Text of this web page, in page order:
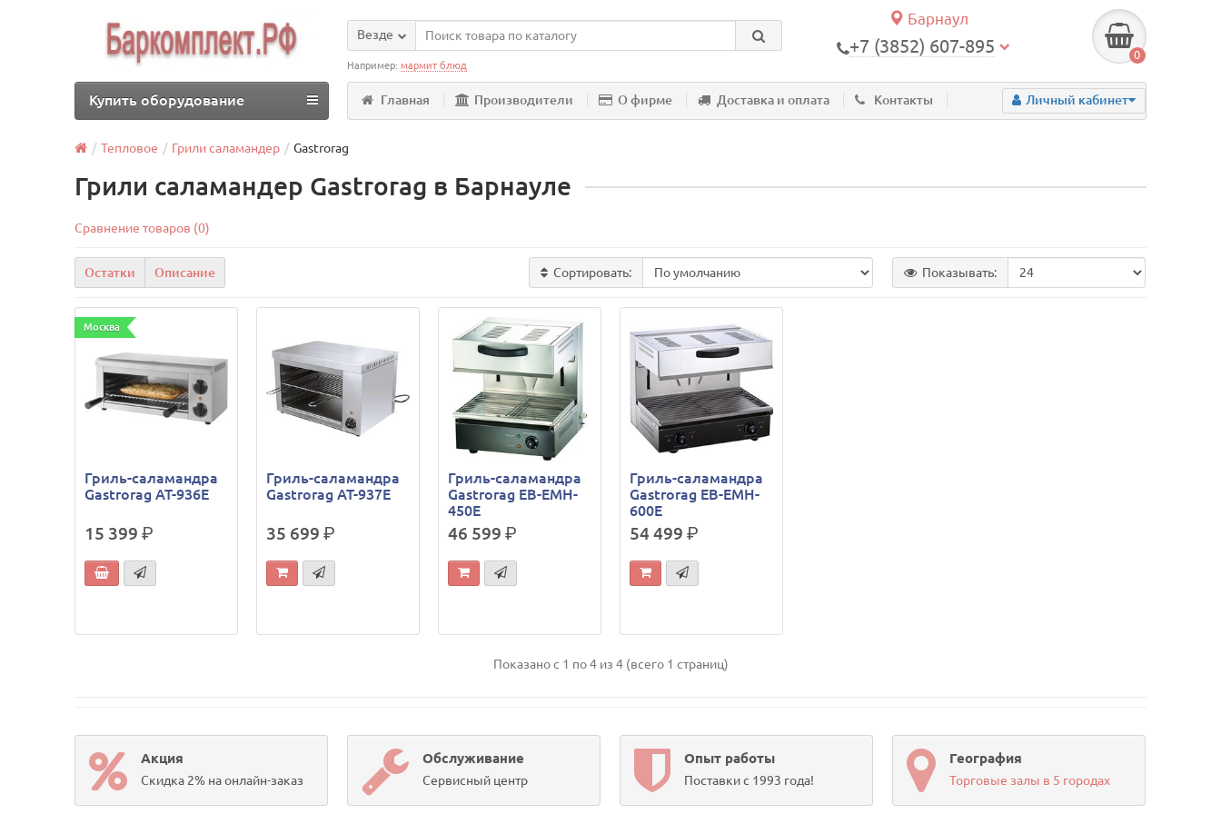
Барнаул
+7 (3852) 607-895 0
Везде
Например:мармит блюд
Главная Производители О фирме Доставка и оплата Контакты Личный кабинет
Купить оборудование
Тепловое Грили саламандер Gastrorag
Грили саламандер Gastrorag в Барнауле
Сравнение товаров (0)
Остатки Описание Сортировать: Показывать:
Москва
Гриль-саламандра
Gastrorag AT-936E
15 399р.
Гриль-саламандра
Gastrorag AT-937E
35 699р.
Гриль-саламандра
Gastrorag EB-EMH-
450E
46 599р.
Гриль-саламандра
Gastrorag EB-EMH-
600E
54 499 р.
Показано с 1 по 4 из 4 (всего 1 страниц)
Акция
Скидка 2% на онлайн-заказ
Обслуживание
Сервисный центр
Опыт работы
Поставки с 1993 года!
География
Торговые залы в 5 городах